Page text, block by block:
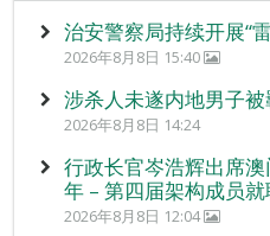
治安警察局持续开展“
2026年8月8日 15:40
涉杀人未遂内地男子被
2026年8月8日 14:24
行政长官岑浩辉出席
年 – 第四届架构成员就
2026年8月8日 12:04